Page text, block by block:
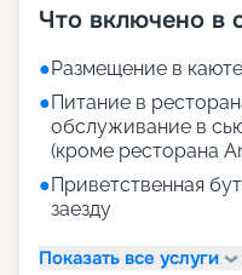
Что включено в
●Размещение в
●Питание в
обслуживание в
(кроме ресторана
●Приветственная
заезду
Показать все услуги